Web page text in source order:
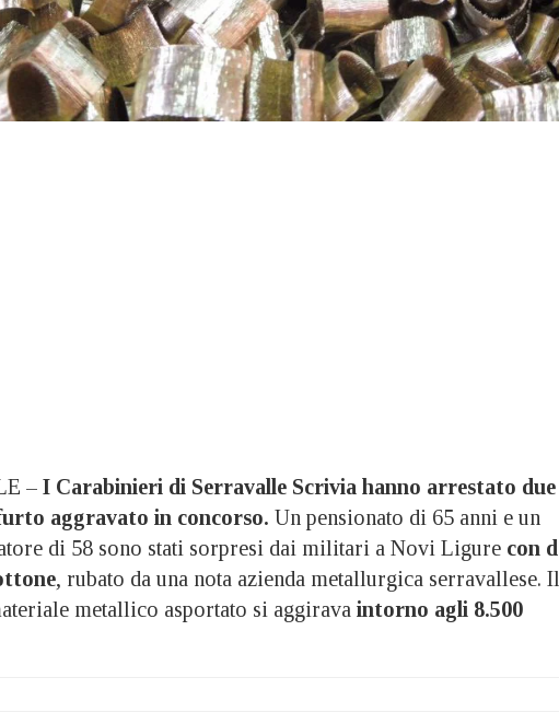
– I Carabinieri di Serravalle Scrivia hanno arrestato due
aggravato in concorso. Un pensionato di 65 anni e un
di 58 sono stati sorpresi dai militari a Novi Ligure con
, rubato da una nota azienda metallurgica serravallese. Il
metallico asportato si aggirava intorno agli 8.500